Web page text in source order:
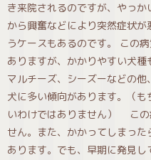
き来院されるのですが、やっ
から興奮などにより突然症状
うケースもあるのです。 この
ありますが、かかりやすい犬
マルチーズ、シーズーなどの
犬に多い傾向があります。（
いわけではありません） この
せん。また、かかってしまっ
あります。でも、早期に発見